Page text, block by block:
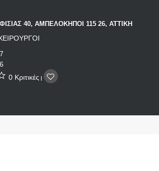
40, ΑΜΠΕΛΟΚΗΠΟΙ 115 26, ΑΤΤΙΚΗ
0 Κριτικές